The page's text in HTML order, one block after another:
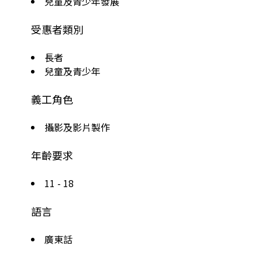
受惠者類別
長者
兒童及青少年
義工角色
攝影及影片製作
年齡要求
11 - 18
語言
廣東話